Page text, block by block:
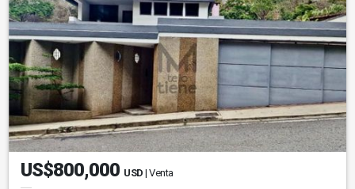
US$800,000 USD | Venta